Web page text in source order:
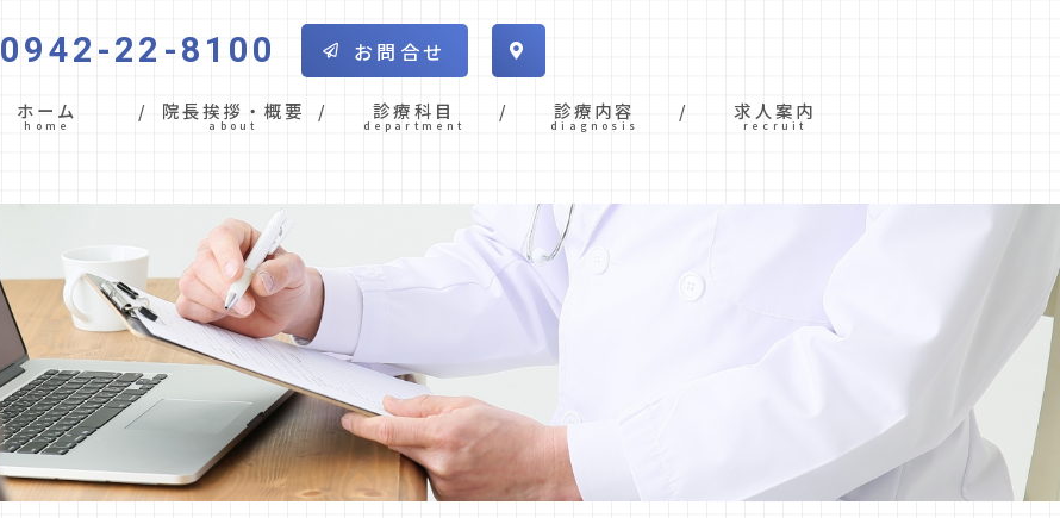
0942-22-8100 お問合せ
ホーム
home
院長挨拶・概要
about
診療科目
department
診療内容
diagnosis
求人案内
recruit